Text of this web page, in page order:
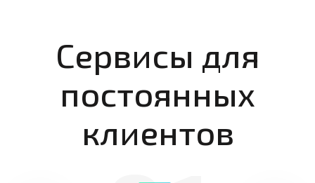
Сервисы для
постоянных
клиентов